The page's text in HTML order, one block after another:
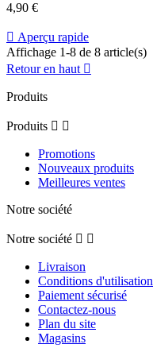
4,90 €
 Aperçu rapide
Affichage 1-8 de 8 article(s)
Retour en haut 
Produits
Produits  
Promotions
Nouveaux produits
Meilleures ventes
Notre société
Notre société  
Livraison
Conditions d'utilisation
Paiement sécurisé
Contactez-nous
Plan du site
Magasins